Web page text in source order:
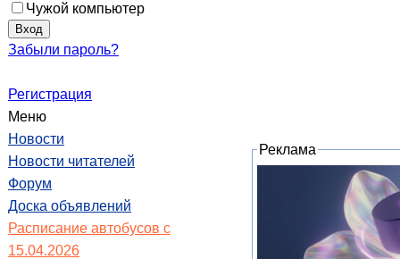
Чужой компьютер
Забыли пароль?
Регистрация
Меню
Новости
Новости читателей
Форум
Доска объявлений
Расписание автобусов с
15.04.2026
Реклама